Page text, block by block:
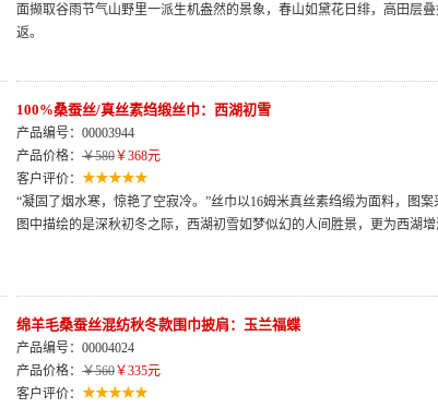
面撷取谷雨节气山野里一派生机盎然的景象，春山如黛花日绯，高田层
返。
100%桑蚕丝/真丝素绉缎丝巾：西湖初雪
产品编号：00003944
产品价格： ￥580￥368元
客户评价：
“凝固了烟水寒，惊艳了空寂冷。”丝巾以16姆米真丝素绉缎为面料，图案
图中描绘的是深秋初冬之际，西湖初雪如梦似幻的人间胜景，更为西湖增
绵羊毛桑蚕丝混纺秋冬款围巾披肩：玉兰福蝶
产品编号：00004024
产品价格： ￥560￥335元
客户评价：